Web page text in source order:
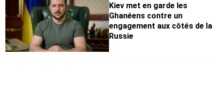
Kiev met en garde les
Ghanéens contre un
engagement aux côtés de la
Russie